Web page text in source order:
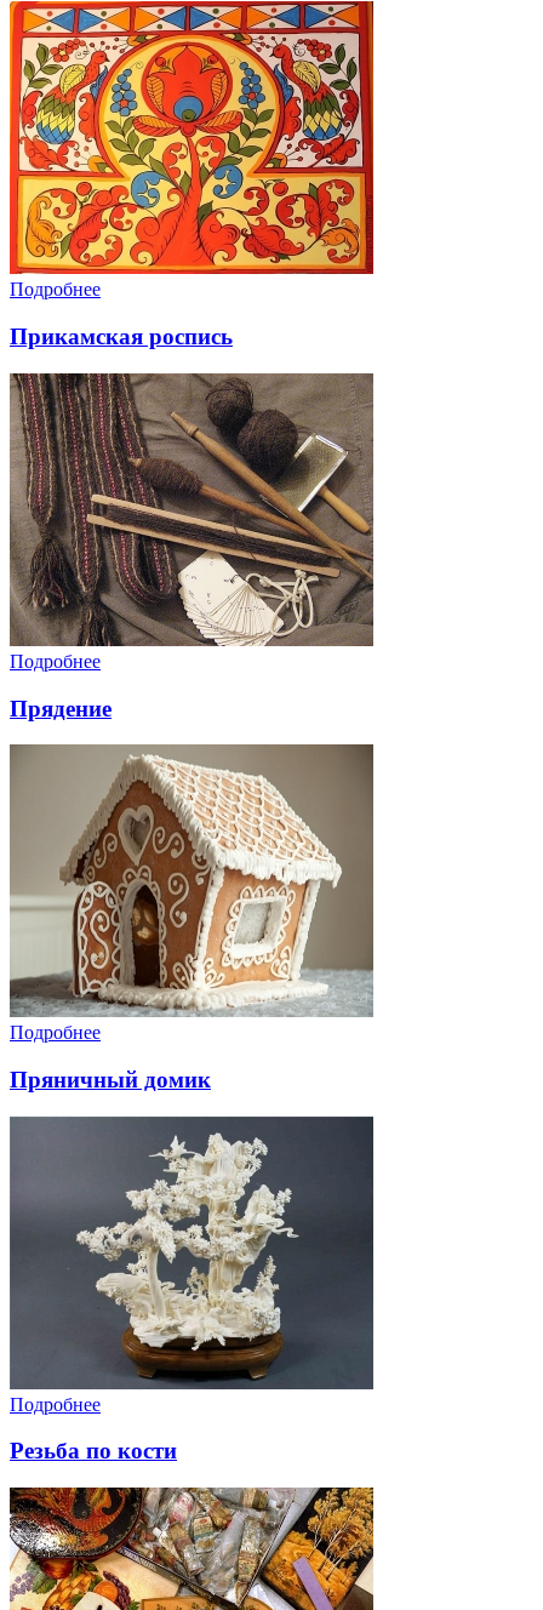
Подробнее
Прикамская роспись
Подробнее
Прядение
Подробнее
Пряничный домик
Подробнее
Резьба по кости